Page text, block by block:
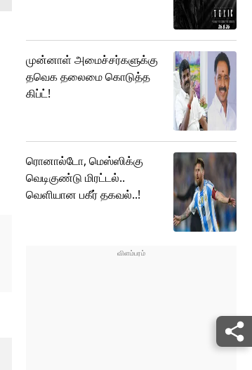
முன்னாள் அமைச்சர்களுக்கு
தவெக தலைமை கொடுத்த
கிப்ட்!
ரொனால்டோ, மெஸ்ஸிக்கு
வெடிகுண்டு மிரட்டல்..
வெளியான பகீர் தகவல்..!